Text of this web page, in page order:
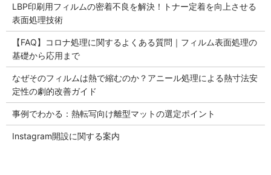
LBP印刷用フィルムの密着不良を解決！トナー定着を向上させる
表面処理技術
【FAQ】コロナ処理に関するよくある質問｜フィルム表面処理の
基礎から応用まで
なぜそのフィルムは熱で縮むのか？アニール処理による熱寸法安
定性の劇的改善ガイド
事例でわかる：熱転写向け離型マットの選定ポイント
Instagram開設に関する案内